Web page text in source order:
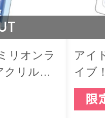
リオンラ
クリルブ
空橋朋
アイ
イブ
ロッ